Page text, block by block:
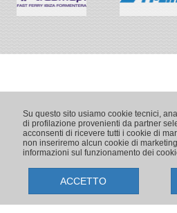
Su questo sito usiamo cookie tecnici,
di profilazione provenienti da partner
acconsenti di ricevere tutti i cookie di
non inseriremo alcun cookie di
informazioni sul funzionamento dei
ACCETTO